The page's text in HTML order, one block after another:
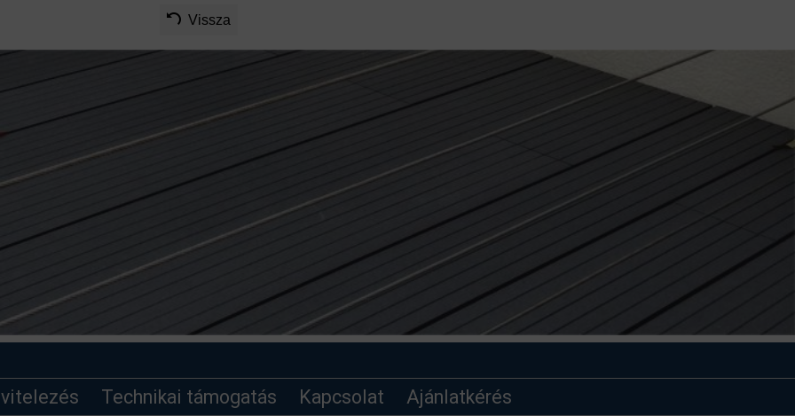
Vissza
Technikai támogatás Kapcsolat Ajánlatkérés